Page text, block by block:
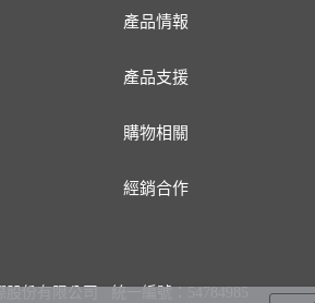
產品情報
產品支援
購物相關
經銷合作